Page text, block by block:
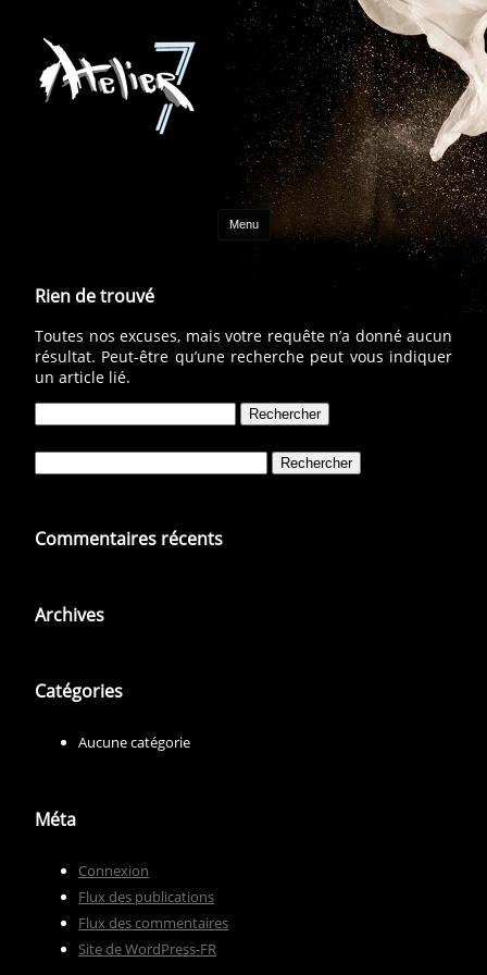
Menu Aller au contenu
Rien de trouvé
Toutes nos excuses, mais votre requête n’a donné aucun
résultat. Peut-être qu’une recherche peut vous indiquer
un article lié.
Commentaires récents
Archives
Catégories
Aucune catégorie
Méta
Connexion
Flux des publications
Flux des commentaires
Site de WordPress-FR